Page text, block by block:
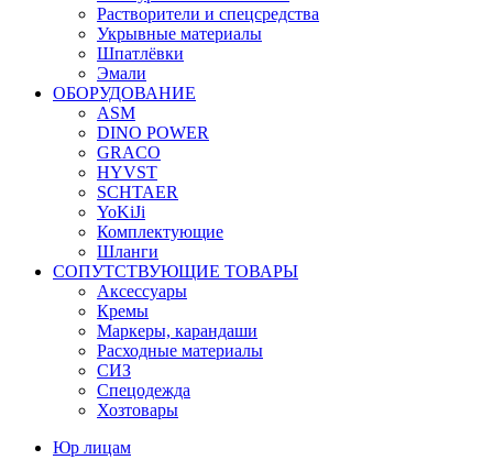
Растворители и спецсредства
Укрывные материалы
Шпатлёвки
Эмали
ОБОРУДОВАНИЕ
ASM
DINO POWER
GRACO
HYVST
SCHTAER
YoKiJi
Комплектующие
Шланги
СОПУТСТВУЮЩИЕ ТОВАРЫ
Аксессуары
Кремы
Маркеры, карандаши
Расходные материалы
СИЗ
Спецодежда
Хозтовары
Юр лицам